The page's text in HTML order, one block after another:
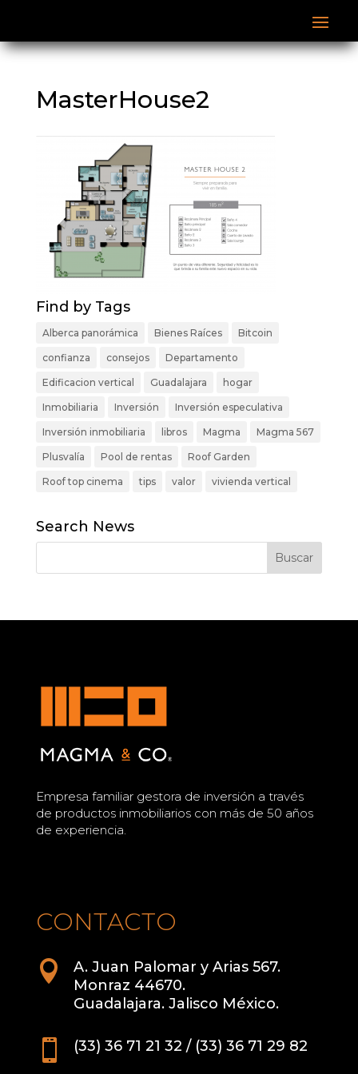
MasterHouse2
Find by Tags
Alberca panorámica Bienes Raíces Bitcoin
confianza consejos Departamento
Edificacion vertical Guadalajara hogar
Inmobiliaria Inversión Inversión especulativa
Inversión inmobiliaria libros Magma Magma 567
Plusvalía Pool de rentas Roof Garden
Roof top cinema tips valor vivienda vertical
Search News
Empresa familiar gestora de inversión a través
de productos inmobiliarios con más de 50 años
de experiencia.
CONTACTO

A. Juan Palomar y Arias 567.
Monraz 44670.
Guadalajara. Jalisco México.
 (33) 36 71 21 32 / (33) 36 71 29 82